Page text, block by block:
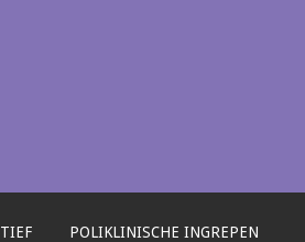
POLIKLINISCHE INGREPEN